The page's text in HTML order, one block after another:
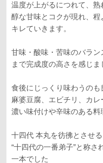
温度が上がるにつれて、
醇な甘味とコクが現れ、
キレていきます。
甘味・酸味・苦味のバラ
まで完成度の高さを感じま
食後にじっくり味わうのも
麻婆豆腐、エビチリ、カレ
濃い味付けや辛味のある料
十四代 本丸を彷彿とさせ
“十四代の一番弟子”と称
一本でした